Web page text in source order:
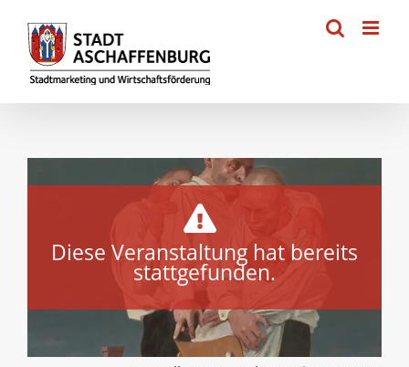
Inhalt
springen
Diese Veranstaltung hat bereits
stattgefunden.